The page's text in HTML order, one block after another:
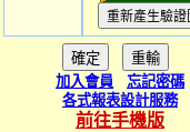
加入會員
忘記密碼
各式報表設計服務
前往手機版